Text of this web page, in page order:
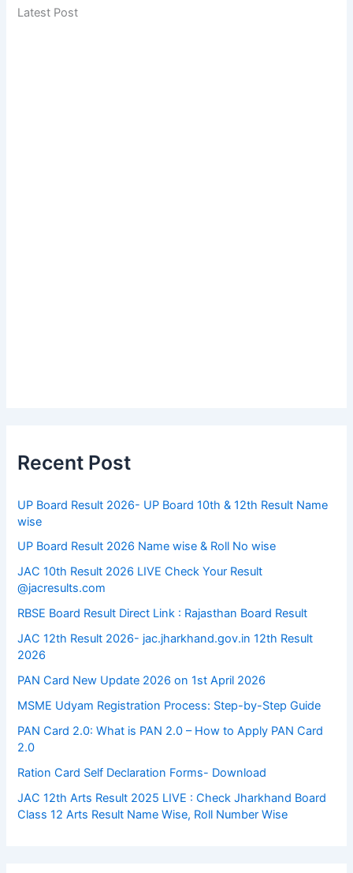
Latest Post
Recent Post
UP Board Result 2026- UP Board 10th & 12th Result Name
wise
UP Board Result 2026 Name wise & Roll No wise
JAC 10th Result 2026 LIVE Check Your Result
@jacresults.com
RBSE Board Result Direct Link : ​Rajasthan Board Result
JAC 12th Result 2026- jac.jharkhand.gov.in 12th Result
2026
PAN Card New Update 2026 on 1st April 2026
MSME Udyam Registration Process: Step-by-Step Guide
PAN Card 2.0: What is PAN 2.0 – How to Apply PAN Card
2.0
Ration Card Self Declaration Forms- Download
JAC 12th Arts Result 2025 LIVE : Check Jharkhand Board
Class 12 Arts Result Name Wise, Roll Number Wise